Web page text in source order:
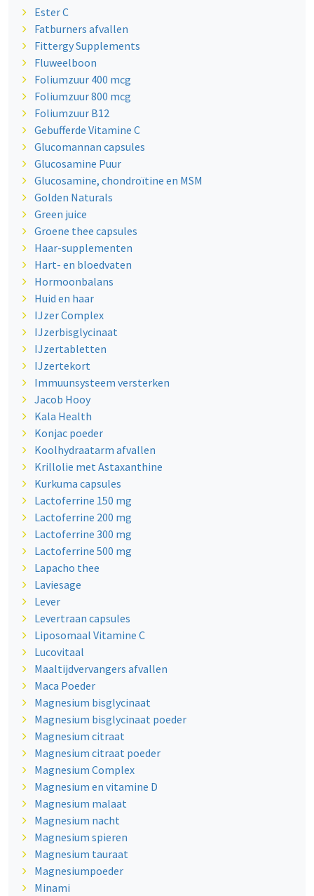
Ester C
Fatburners afvallen
Fittergy Supplements
Fluweelboon
Foliumzuur 400 mcg
Foliumzuur 800 mcg
Foliumzuur B12
Gebufferde Vitamine C
Glucomannan capsules
Glucosamine Puur
Glucosamine, chondroïtine en MSM
Golden Naturals
Green juice
Groene thee capsules
Haar-supplementen
Hart- en bloedvaten
Hormoonbalans
Huid en haar
IJzer Complex
IJzerbisglycinaat
IJzertabletten
IJzertekort
Immuunsysteem versterken
Jacob Hooy
Kala Health
Konjac poeder
Koolhydraatarm afvallen
Krillolie met Astaxanthine
Kurkuma capsules
Lactoferrine 150 mg
Lactoferrine 200 mg
Lactoferrine 300 mg
Lactoferrine 500 mg
Lapacho thee
Laviesage
Lever
Levertraan capsules
Liposomaal Vitamine C
Lucovitaal
Maaltijdvervangers afvallen
Maca Poeder
Magnesium bisglycinaat
Magnesium bisglycinaat poeder
Magnesium citraat
Magnesium citraat poeder
Magnesium Complex
Magnesium en vitamine D
Magnesium malaat
Magnesium nacht
Magnesium spieren
Magnesium tauraat
Magnesiumpoeder
Minami